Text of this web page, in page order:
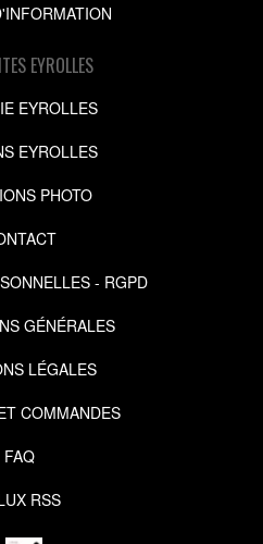
EYROLLES
EYROLLES
EYROLLES
PHOTO
- RGPD
GÉNÉRALES
LÉGALES
COMMANDES
FAQ
RSS